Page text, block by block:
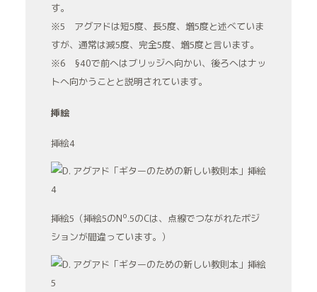
す。
※5 アグアドは短5度、長5度、増5度と述べていま
すが、通常は減5度、完全5度、増5度と言います。
※6 §40で前へはブリッジへ向かい、後ろへはナッ
トへ向かうことと説明されています。
挿絵
挿絵4
挿絵5（挿絵5のNo.5のCは、点線でつながれたポジ
ションが間違っています。）